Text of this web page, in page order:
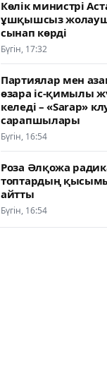
Көлік министрі
ұшқышсыз
сынап көрді
Бүгін, 17:32
Партиялар мен
өзара іс-қимылы
келеді – «Sarap»
сарапшылары
Бүгін, 16:54
Роза Әлқожа
топтардың
айтты
Бүгін, 16:54